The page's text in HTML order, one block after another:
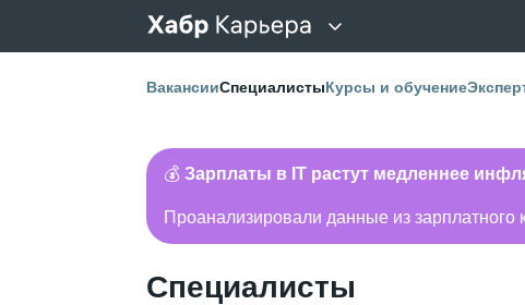
ВакансииСпециалистыКурсы и обучение
💰 Зарплаты в IT растут медленнее
Проанализировали данные из зарплатного
Специалисты